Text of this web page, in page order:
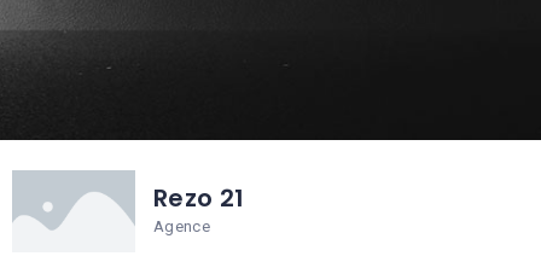
Rezo 21
Agence